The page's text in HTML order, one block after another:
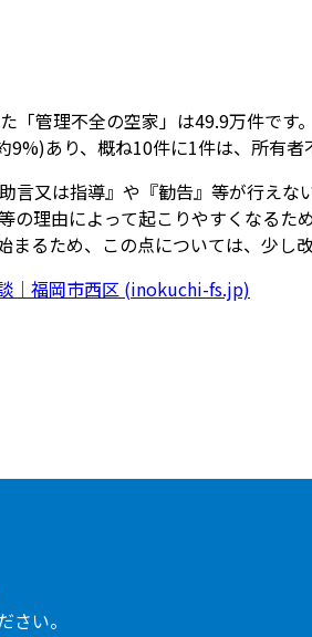
管理不全の空家」は49.9万件です。
あり、概ね10件に1件は、所有者
又は指導』や『勧告』等が行え
理由によって起こりやすくなるた
るため、この点については、少し
｜福岡市西区 (inokuchi-fs.jp)
い。